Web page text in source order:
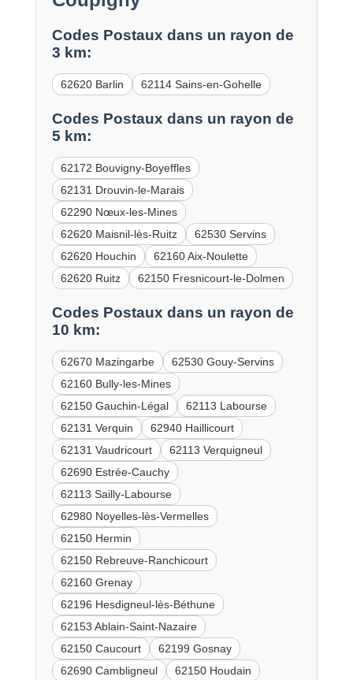
Codes Postaux dans un rayon de
3 km:
62620 Barlin 62114 Sains-en-Gohelle
Codes Postaux dans un rayon de
5 km:
62172 Bouvigny-Boyeffles
62131 Drouvin-le-Marais
62290 Nœux-les-Mines
62620 Maisnil-lès-Ruitz
62530 Servins
62620 Houchin
62160 Aix-Noulette
62620 Ruitz
62150 Fresnicourt-le-Dolmen
Codes Postaux dans un rayon de
10 km:
62670 Mazingarbe
62530 Gouy-Servins
62160 Bully-les-Mines
62150 Gauchin-Légal
62113 Labourse
62131 Verquin
62940 Haillicourt
62131 Vaudricourt
62113 Verquigneul
62690 Estrée-Cauchy
62113 Sailly-Labourse
62980 Noyelles-lès-Vermelles
62150 Hermin
62150 Rebreuve-Ranchicourt
62160 Grenay
62196 Hesdigneul-lès-Béthune
62153 Ablain-Saint-Nazaire
62150 Caucourt
62199 Gosnay
62690 Cambligneul
62150 Houdain